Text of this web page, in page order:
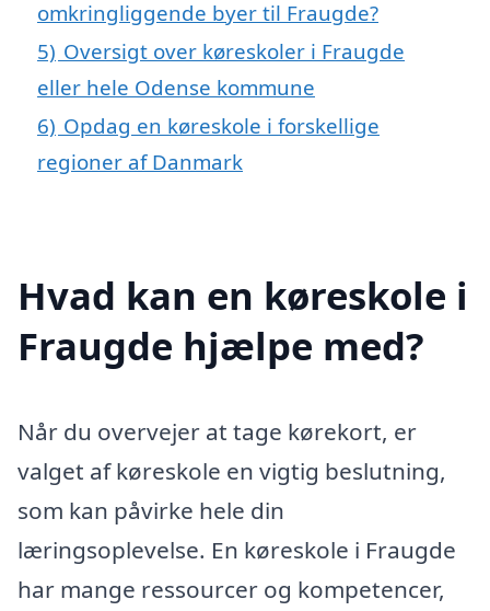
omkringliggende byer til Fraugde?
5) Oversigt over køreskoler i Fraugde
eller hele Odense kommune
6) Opdag en køreskole i forskellige
regioner af Danmark
Hvad kan en køreskole i
Fraugde hjælpe med?
Når du overvejer at tage kørekort, er
valget af køreskole en vigtig beslutning,
som kan påvirke hele din
læringsoplevelse. En køreskole i Fraugde
har mange ressourcer og kompetencer,